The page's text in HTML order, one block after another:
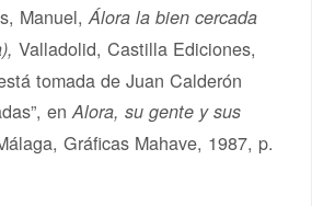
Manuel,Álora la bien cercada
Valladolid, Castilla Ediciones,
tomada de Juan Calderón
enAlora, su gente y sus
Gráficas Mahave, 1987, p.